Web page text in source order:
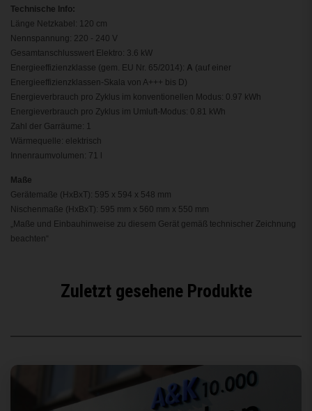
Technische Info:
Länge Netzkabel: 120 cm
Nennspannung: 220 - 240 V
Gesamtanschlusswert Elektro: 3.6 kW
Energieeffizienzklasse (gem. EU Nr. 65/2014): A (auf einer
Energieeffizienzklassen-Skala von A+++ bis D)
Energieverbrauch pro Zyklus im konventionellen Modus: 0.97 kWh
Energieverbrauch pro Zyklus im Umluft-Modus: 0.81 kWh
Zahl der Garräume: 1
Wärmequelle: elektrisch
Innenraumvolumen: 71 l
Maße
Gerätemaße (HxBxT): 595 x 594 x 548 mm
Nischenmaße (HxBxT): 595 mm x 560 mm x 550 mm
„Maße und Einbauhinweise zu diesem Gerät gemäß technischer Zeichnung
beachten“
Zuletzt gesehene Produkte